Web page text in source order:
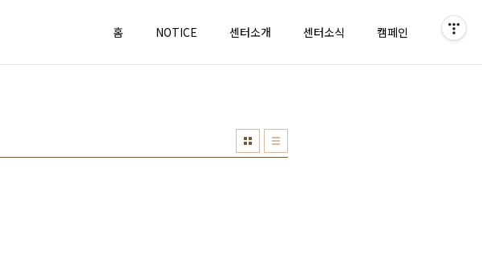
홈 NOTICE 센터소개 센터소식 캠페인